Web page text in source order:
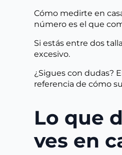
Cómo medirte en
número es el que
Si estás entre dos
excesivo.
¿Sigues con dudas?
referencia de cómo
Lo que
ves en